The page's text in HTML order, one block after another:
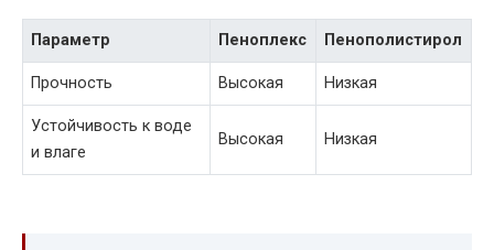
Параметр Пеноплекс Пенополистирол
Прочность Высокая Низкая
Устойчивость к воде
и влаге
Высокая Низкая